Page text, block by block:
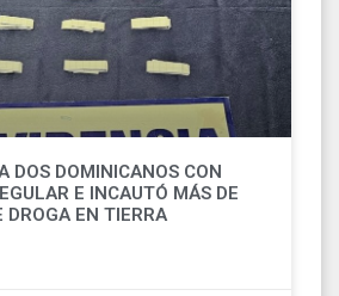
DOS DOMINICANOS CON
E INCAUTÓ MÁS DE
DROGA EN TIERRA